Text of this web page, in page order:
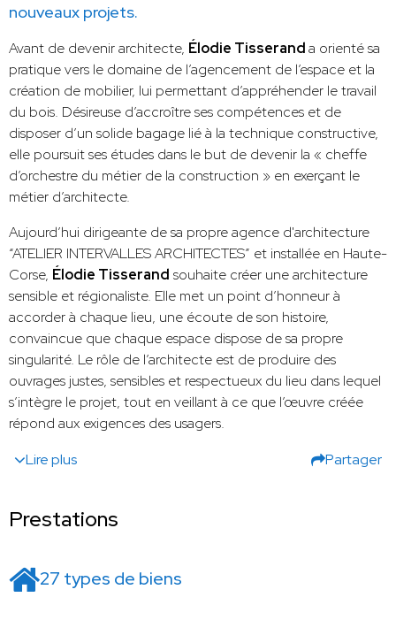
nouveaux projets.
Avant de devenir architecte, Élodie Tisseranda orienté sa
pratique vers le domaine de l’agencement de l’espace et la
création de mobilier, lui permettant d’appréhender le travail
du bois. Désireuse d’accroître ses compétences et de
disposer d’un solide bagage lié à la technique constructive,
elle poursuit ses études dans le but de devenir la « cheffe
d’orchestre du métier de la construction » en exerçant le
métier d’architecte.
Aujourd’hui dirigeante de sa propre agence d'architecture
“ATELIER INTERVALLES ARCHITECTES” et installée en Haute-
Corse, Élodie Tisserand souhaite créer une architecture
sensible et régionaliste. Elle met un point d’honneur à
accorder à chaque lieu, une écoute de son histoire,
convaincue que chaque espace dispose de sa propre
singularité. Le rôle de l’architecte est de produire des
ouvrages justes, sensibles et respectueux du lieu dans lequel
s’intègre le projet, tout en veillant à ce que l’œuvre créée
répond aux exigences des usagers.
Lire plus
Partager
Prestations
27 types de biens